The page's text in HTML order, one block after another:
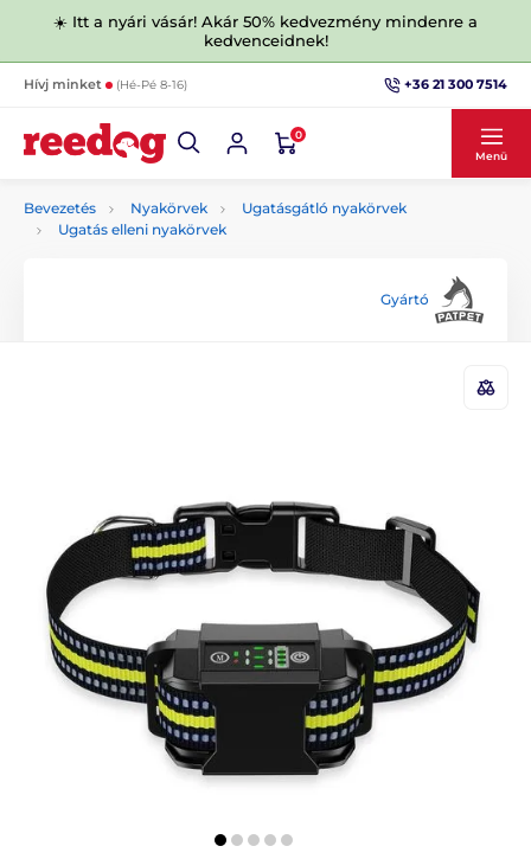
☀️ Itt a nyári vásár! Akár 50% kedvezmény mindenre a
kedvenceidnek!
Hívj minket (Hé-Pé 8-16) +36 21 300 7514
0
Menü
Bevezetés Nyakörvek
Ugatásgátló nyakörvek
Ugatás elleni nyakörvek
Gyártó